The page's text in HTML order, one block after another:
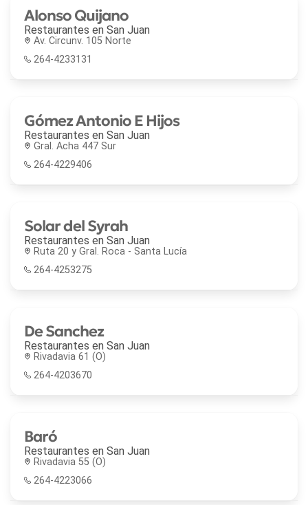
Alonso Quijano
Restaurantes en San Juan
Av. Circunv. 105 Norte
264-4233131
Gómez Antonio E Hijos
Restaurantes en San Juan
Gral. Acha 447 Sur
264-4229406
Solar del Syrah
Restaurantes en San Juan
Ruta 20 y Gral. Roca - Santa Lucía
264-4253275
De Sanchez
Restaurantes en San Juan
Rivadavia 61 (O)
264-4203670
Baró
Restaurantes en San Juan
Rivadavia 55 (O)
264-4223066